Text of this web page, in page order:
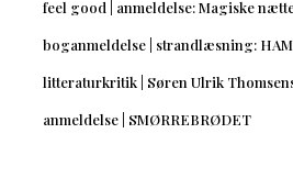
feel good | anmeldelse: Magiske
boganmeldelse | strandlæsning:
litteraturkritik | Søren Ulrik
anmeldelse | SMØRREBRØDET